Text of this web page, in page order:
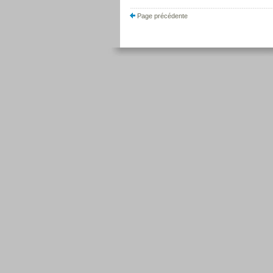
Page précédente